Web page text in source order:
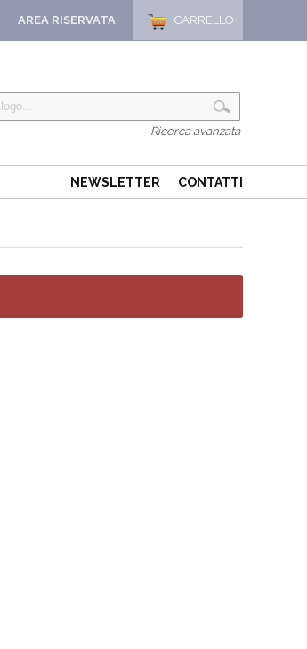
CARRELLO
AREA RISERVATA
Ricerca avanzata
NEWSLETTER CONTATTI